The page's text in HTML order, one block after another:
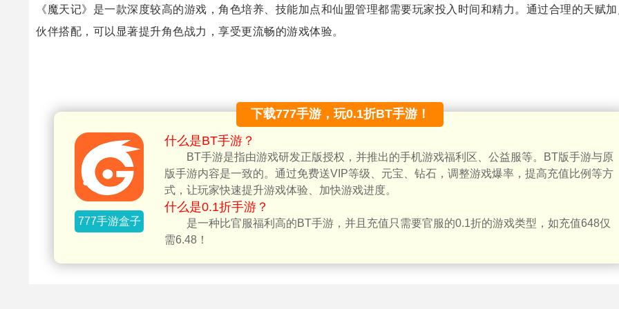
《魔天记》是一款深度较高的游戏，角色培养、技能加点和仙盟管理都需要玩家投入时间和精力。通过合理的天赋
伙伴搭配，可以显著提升角色战力，享受更流畅的游戏体验。
下载777手游，玩0.1折BT手游！
777手游盒子
什么是BT手游？
BT手游是指由游戏研发正版授权，并推出的手机游戏福利区、公益服等。BT版手游与原
版手游内容是一致的。通过免费送VIP等级、元宝、钻石，调整游戏爆率，提高充值比例等方
式，让玩家快速提升游戏体验、加快游戏进度。
什么是0.1折手游？
是一种比官服福利高的BT手游，并且充值只需要官服的0.1折的游戏类型，如充值648仅
需6.48！